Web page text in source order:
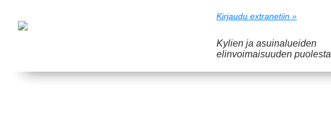
Kirjaudu extranetiin »
Kylien ja asuinalueiden
elinvoimaisuuden puolesta